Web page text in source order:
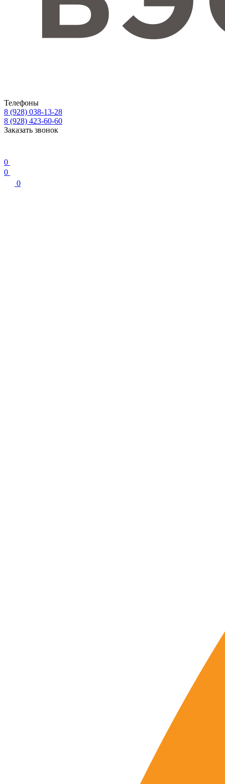
Телефоны
8 (928) 038-13-28
8 (928) 423-60-60
Заказать звонок
0
0
0